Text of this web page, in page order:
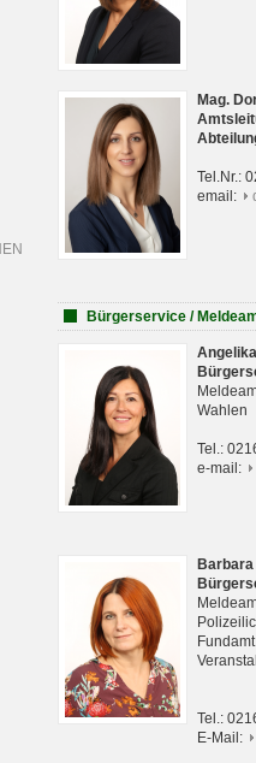
Mag.
Tel.Nr.:
email:
Bürgerservice /
Wahlen
Tel.:
e-mail:
Tel.:
E-Mail: